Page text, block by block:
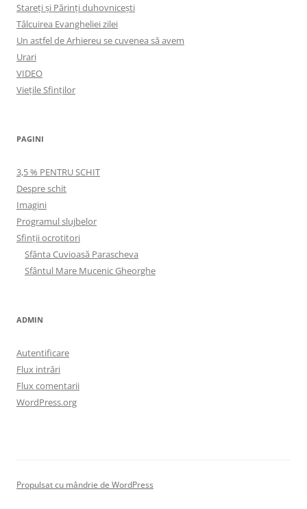
Stareți și Părinți duhovnicești
Tâlcuirea Evangheliei zilei
Un astfel de Arhiereu se cuvenea să avem
Urari
VIDEO
Viețile Sfinților
PAGINI
3,5 % PENTRU SCHIT
Despre schit
Imagini
Programul slujbelor
Sfinţii ocrotitori
Sfânta Cuvioasă Parascheva
Sfântul Mare Mucenic Gheorghe
ADMIN
Autentificare
Flux intrări
Flux comentarii
WordPress.org
Propulsat cu mândrie de WordPress